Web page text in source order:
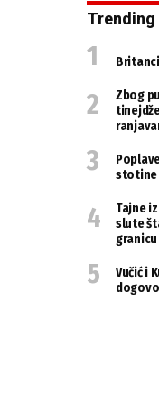
Trending
Zbog
stotine
Tajne
slute
granicu
Vučić i